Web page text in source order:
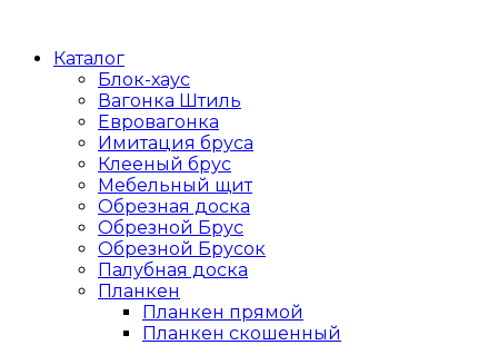
Каталог
Блок-хаус
Вагонка Штиль
Евровагонка
Имитация бруса
Клееный брус
Мебельный щит
Обрезная доска
Обрезной Брус
Обрезной Брусок
Палубная доска
Планкен
Планкен прямой
Планкен скошенный